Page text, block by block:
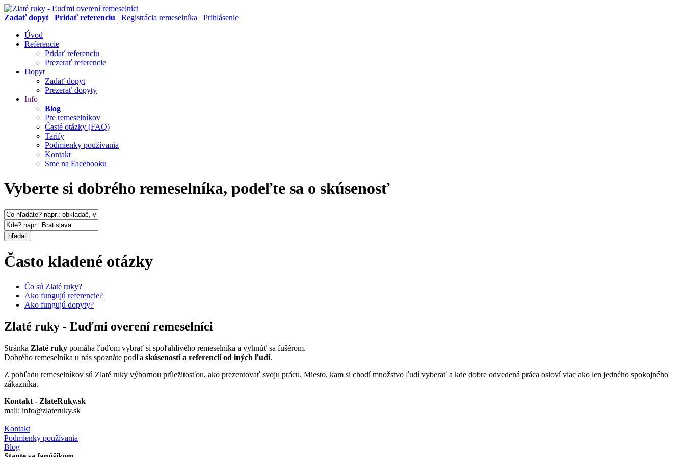
Zadať dopyt Pridať referenciu Registrácia remeselníka
Prihlásenie
Úvod
Referencie
Pridať referenciu
Prezerať referencie
Dopyt
Zadať dopyt
Prezerať dopyty
Info
Blog
Pre remeselníkov
Časté otázky (FAQ)
Tarify
Podmienky používania
Kontakt
Sme na Facebooku
Vyberte si dobrého remeselníka, podeľte sa o skúsenosť
hľadať
Často kladené otázky
Čo sú Zlaté ruky?
Ako fungujú referencie?
Ako fungujú dopyty?
Zlaté ruky - Ľuďmi overení remeselníci
Stránka Zlaté ruky pomáha ľuďom vybrať si spoľahlivého remeselníka a vyhnúť sa fušérom.
Dobrého remeselníka u nás spoznáte podľa skúseností a referencií od iných ľudí.
Z pohľadu remeselníkov sú Zlaté ruky výbornou príležitosťou, ako prezentovať svoju prácu. Miesto, kam si chodí množstvo ľudí vyberať a kde dobre odvedená práca osloví viac ako len jedného spokojného
zákazníka.
Kontakt - ZlateRuky.sk
mail: info@zlateruky.sk
Kontakt
Podmienky používania
Blog